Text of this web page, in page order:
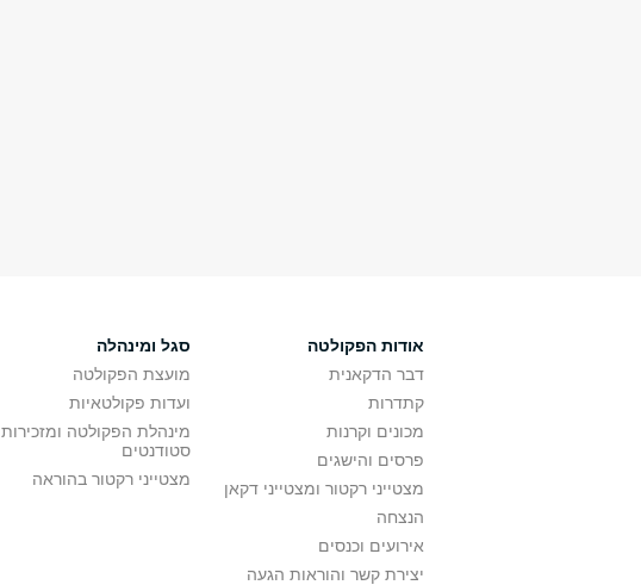
אודות הפקולטה
דבר הדקאנית
קתדרות
מכונים וקרנות
פרסים והישגים
מצטייני רקטור ומצטייני דקאן
הנצחה
אירועים וכנסים
יצירת קשר והוראות הגעה
סגל ומינהלה
מועצת הפקולטה
ועדות פקולטאיות
מינהלת הפקולטה ומזכירות
סטודנטים
מצטייני רקטור בהוראה